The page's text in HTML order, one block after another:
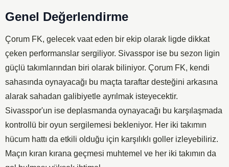
Genel Değerlendirme
Çorum FK, gelecek vaat eden bir ekip olarak ligde dikkat
çeken performanslar sergiliyor. Sivasspor ise bu sezon ligin
güçlü takımlarından biri olarak biliniyor. Çorum FK, kendi
sahasında oynayacağı bu maçta taraftar desteğini arkasına
alarak sahadan galibiyetle ayrılmak isteyecektir.
Sivasspor'un ise deplasmanda oynayacağı bu karşılaşmada
kontrollü bir oyun sergilemesi bekleniyor. Her iki takımın
hücum hattı da etkili olduğu için karşılıklı goller izleyebiliriz.
Maçın kıran kırana geçmesi muhtemel ve her iki takımın da